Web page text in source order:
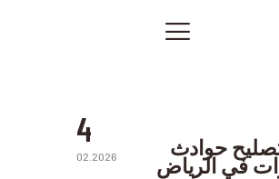
صور من أعمالنا
اتصل بنا
المقالات
4
02.2026 حوادث
في الرياض